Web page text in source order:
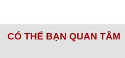
CÓ THỂ BẠN QUAN TÂM